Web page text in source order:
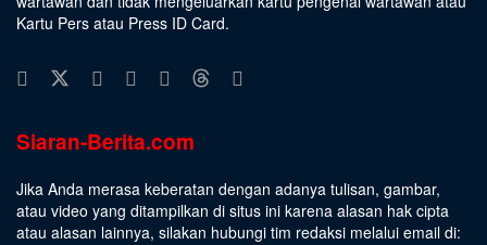
Kartu Pers atau Press ID Card.
Siaran-Berita.com
Jika Anda merasa keberatan dengan adanya tulisan, gambar,
atau video yang ditampilkan di situs ini karena alasan hak cipta
atau alasan lainnya, silakan hubungi tim redaksi melalui email di: